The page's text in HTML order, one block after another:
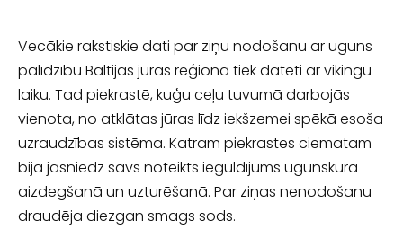
Vecākie rakstiskie dati par ziņu nodošanu ar uguns
palīdzību Baltijas jūras reģionā tiek datēti ar vikingu
laiku. Tad piekrastē, kuģu ceļu tuvumā darbojās
vienota, no atklātas jūras līdz iekšzemei spēkā esoša
uzraudzības sistēma. Katram piekrastes ciematam
bija jāsniedz savs noteikts ieguldījums ugunskura
aizdegšanā un uzturēšanā. Par ziņas nenodošanu
draudēja diezgan smags sods.